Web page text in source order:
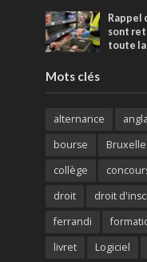
Rappel
sont
toute la
Mots clés
alternance
bourse
collège
droit
droit
ferrandi
livret
Logiciel